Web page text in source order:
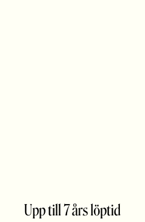
Upp till 7 års löptid